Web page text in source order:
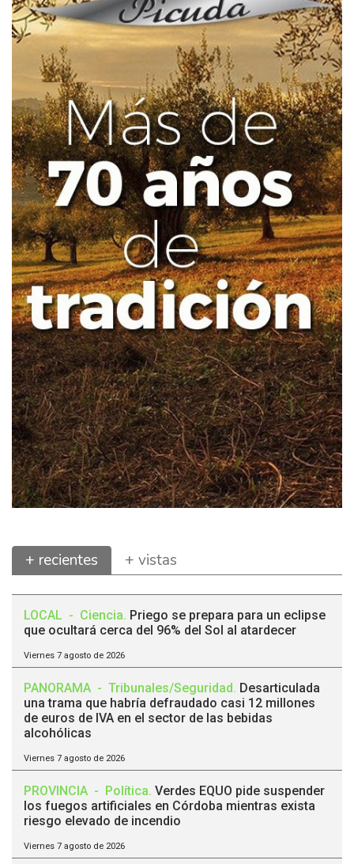
+ recientes + vistas
LOCAL - Ciencia. Priego se prepara para un eclipse
que ocultará cerca del 96% del Sol al atardecer
Viernes 7 agosto de 2026
PANORAMA - Tribunales/Seguridad. Desarticulada
una trama que habría defraudado casi 12 millones
de euros de IVA en el sector de las bebidas
alcohólicas
Viernes 7 agosto de 2026
PROVINCIA - Política. Verdes EQUO pide suspender
los fuegos artificiales en Córdoba mientras exista
riesgo elevado de incendio
Viernes 7 agosto de 2026